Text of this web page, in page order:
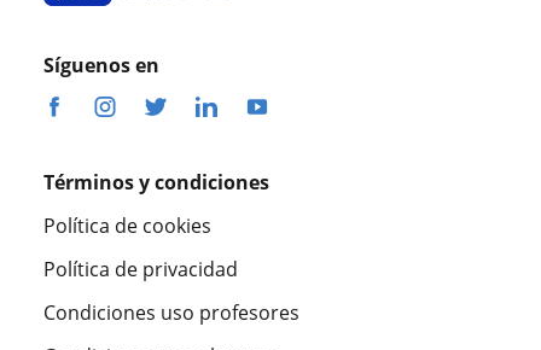
Síguenos en
Términos y condiciones
Política de cookies
Política de privacidad
Condiciones uso profesores